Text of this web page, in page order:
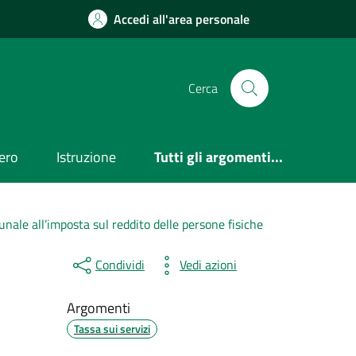
Accedi all'area personale
Cerca
Istruzione Tutti gli argomenti...
all’imposta sul reddito delle persone fisiche
Condividi Vedi azioni
Argomenti
Tassa sui servizi